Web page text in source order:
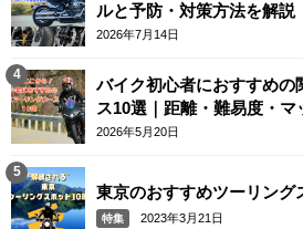
ルと予防・対策方法を解説
2026年7月14日
バイク初心者におすすめの
ス10選｜距離・難易度・マ
2026年5月20日
東京のおすすめツーリング
特集 2023年3月21日